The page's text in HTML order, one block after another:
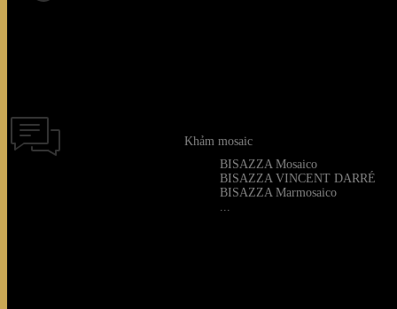
Khảm mosaic
BISAZZA Mosaico
BISAZZA VINCENT DARRÉ
BISAZZA Marmosaico
...